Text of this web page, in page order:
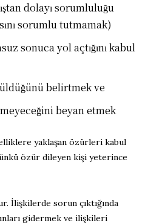
dolayı sorumluluğu
sorumlu tutmamak)
sonuca yol açtığını kabul
belirtmek ve
beyan etmek
yaklaşan özürleri kabul
özür dileyen kişi yeterince
İlişkilerde sorun çıktığında
gidermek ve ilişkileri